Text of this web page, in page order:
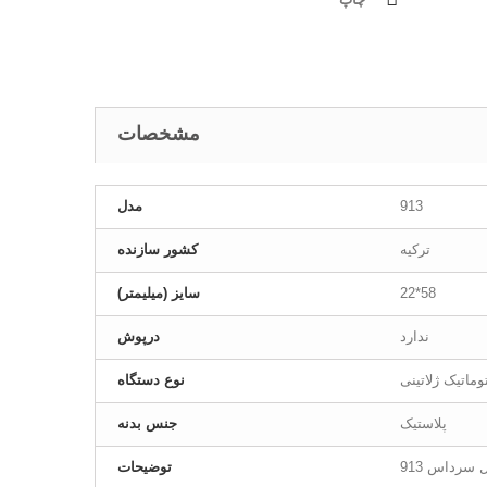
مشخصات
مدل 913
کشور سازنده ترکیه
سایز (میلیمتر) 22*58
درپوش ندارد
نوع دستگاه اتوماتیک ژلاتینی
جنس بدنه پلاستیک
توضیحات 913